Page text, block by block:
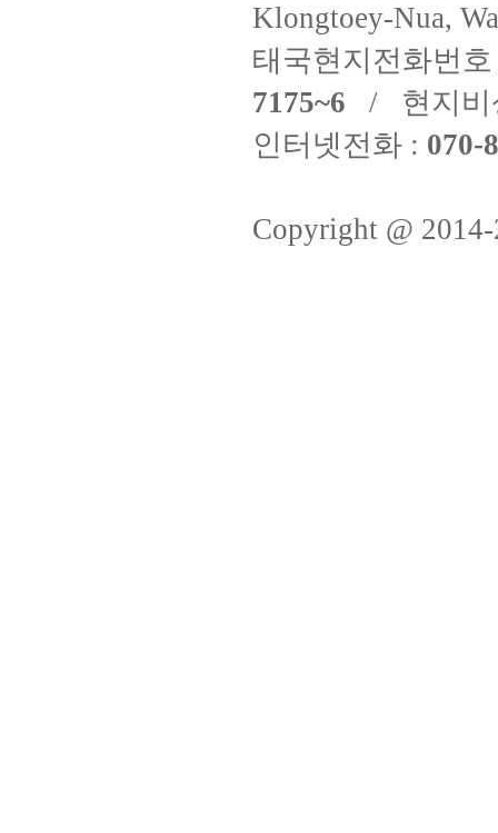
Klongtoey-Nua,
태국현지전화번
7175~6 / 현지비
인터넷전화 : 070-
Copyright @